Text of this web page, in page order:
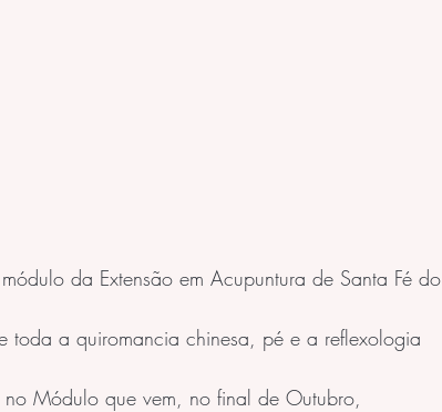
da Extensão em Acupuntura de Santa Fé do
toda a quiromancia chinesa, pé e a reflexologia
Módulo que vem, no final de Outubro,